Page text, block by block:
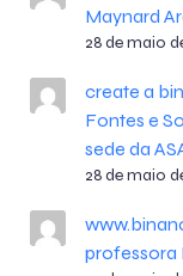
Maynard
28 de maio
create a
Fontes e
sede da
28 de maio
professora